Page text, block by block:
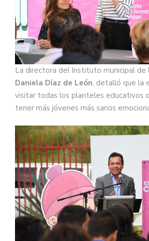
La directora del Instituto municipal de
Daniela Díaz de León, detalló que la
visitar todas los planteles educativos
tener más jóvenes más sanos